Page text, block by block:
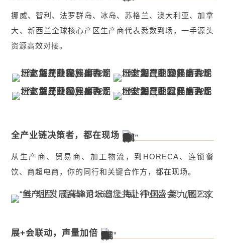
挪威、智利、法罗群岛、冰岛、苏格兰、澳大利亚、加拿
大、新西兰全球核心产区生产商代表悉数到场，一手源头
资源高效对接。
全产业链决策者，都在现场
从生产商、贸易商、加工物流，到HORECA、连锁餐
饮、商超电商，你的同行和关键合作方，都在现场。
展+会联动，声量加倍